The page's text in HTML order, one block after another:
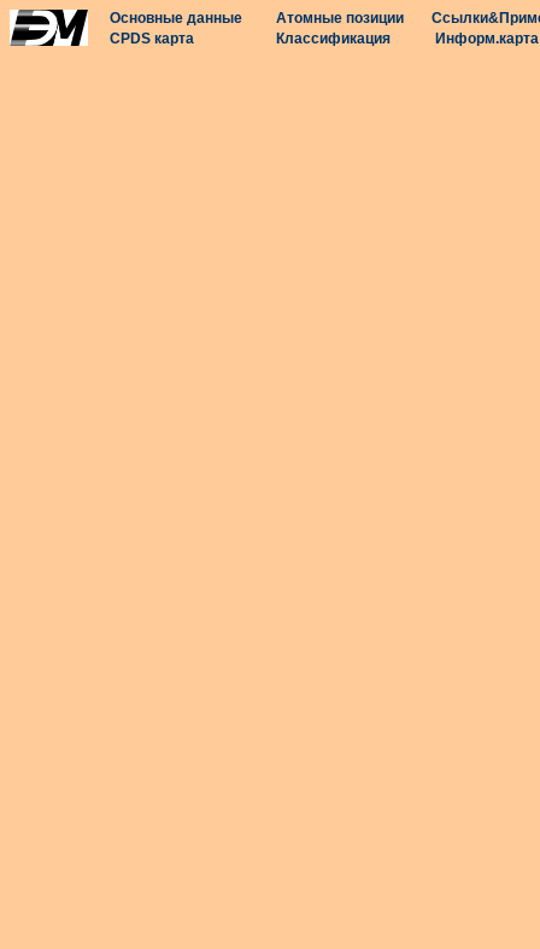
Основные данные Атомные позиции
CPDS карта
Классификация Информ.карта